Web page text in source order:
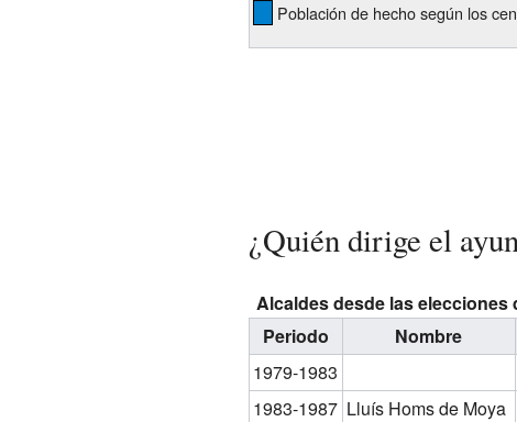
Población de hecho según los
¿Quién dirige el
Alcaldes desde las elecciones
Periodo
Nombre
1979-1983
1983-1987 Lluís Homs de Moya